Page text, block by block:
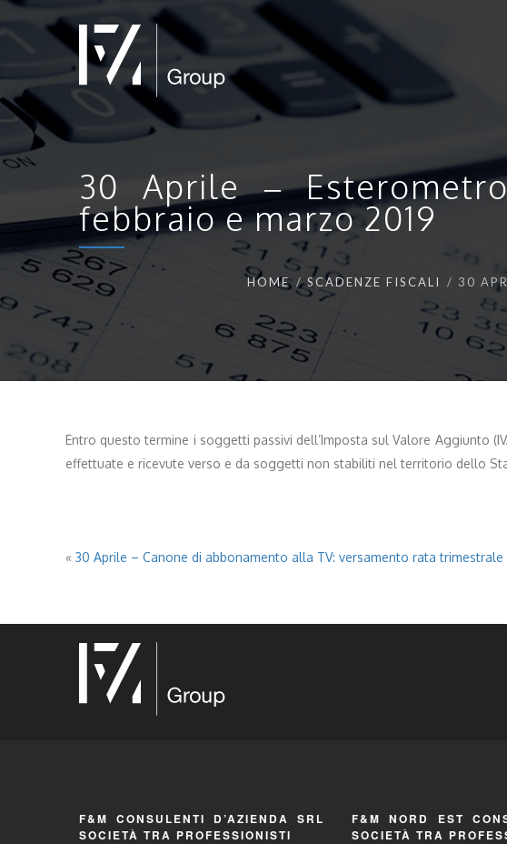
30 Aprile –
febbraio e marzo 2019
HOME SCADENZE FISCALI 30
Entro questo termine i soggetti passivi dell’Imposta sul Valore Aggiunto
effettuate e ricevute verso e da soggetti non stabiliti nel territorio dello
« 30 Aprile – Canone di abbonamento alla TV: versamento rata trimestrale
F&M CONSULENTI D’AZIENDA SRL
SOCIETÀ TRA PROFESSIONISTI
F&M NORD EST
SOCIETÀ TRA